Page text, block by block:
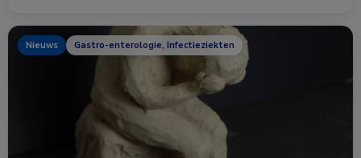
Nieuws Gastro-enterologie, Infectieziekten